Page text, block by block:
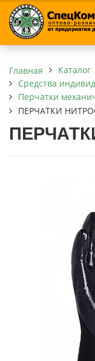
Главная
Каталог
Средства
Перчатки
ПЕРЧАТКИ